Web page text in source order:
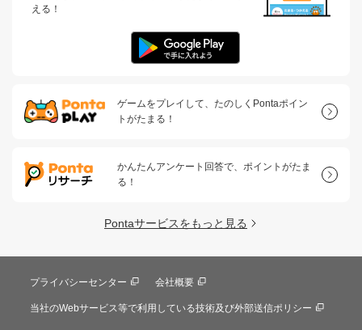
える！
ゲームをプレイして、たのしくPontaポイン
トがたまる！
かんたんアンケート回答で、ポイントがたま
る！
Pontaサービスをもっと見る
プライバシーセンター 会社概要
当社のWebサービス等で利用している技術及び外部送信ポリシー